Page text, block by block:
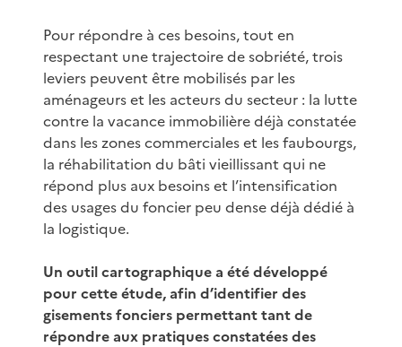
Pour répondre à ces besoins, tout en
respectant une trajectoire de sobriété, trois
leviers peuvent être mobilisés par les
aménageurs et les acteurs du secteur : la lutte
contre la vacance immobilière déjà constatée
dans les zones commerciales et les faubourgs,
la réhabilitation du bâti vieillissant qui ne
répond plus aux besoins et l’intensification
des usages du foncier peu dense déjà dédié à
la logistique.
Un outil cartographique a été développé
pour cette étude, afin d’identifier des
gisements fonciers permettant tant de
répondre aux pratiques constatées des